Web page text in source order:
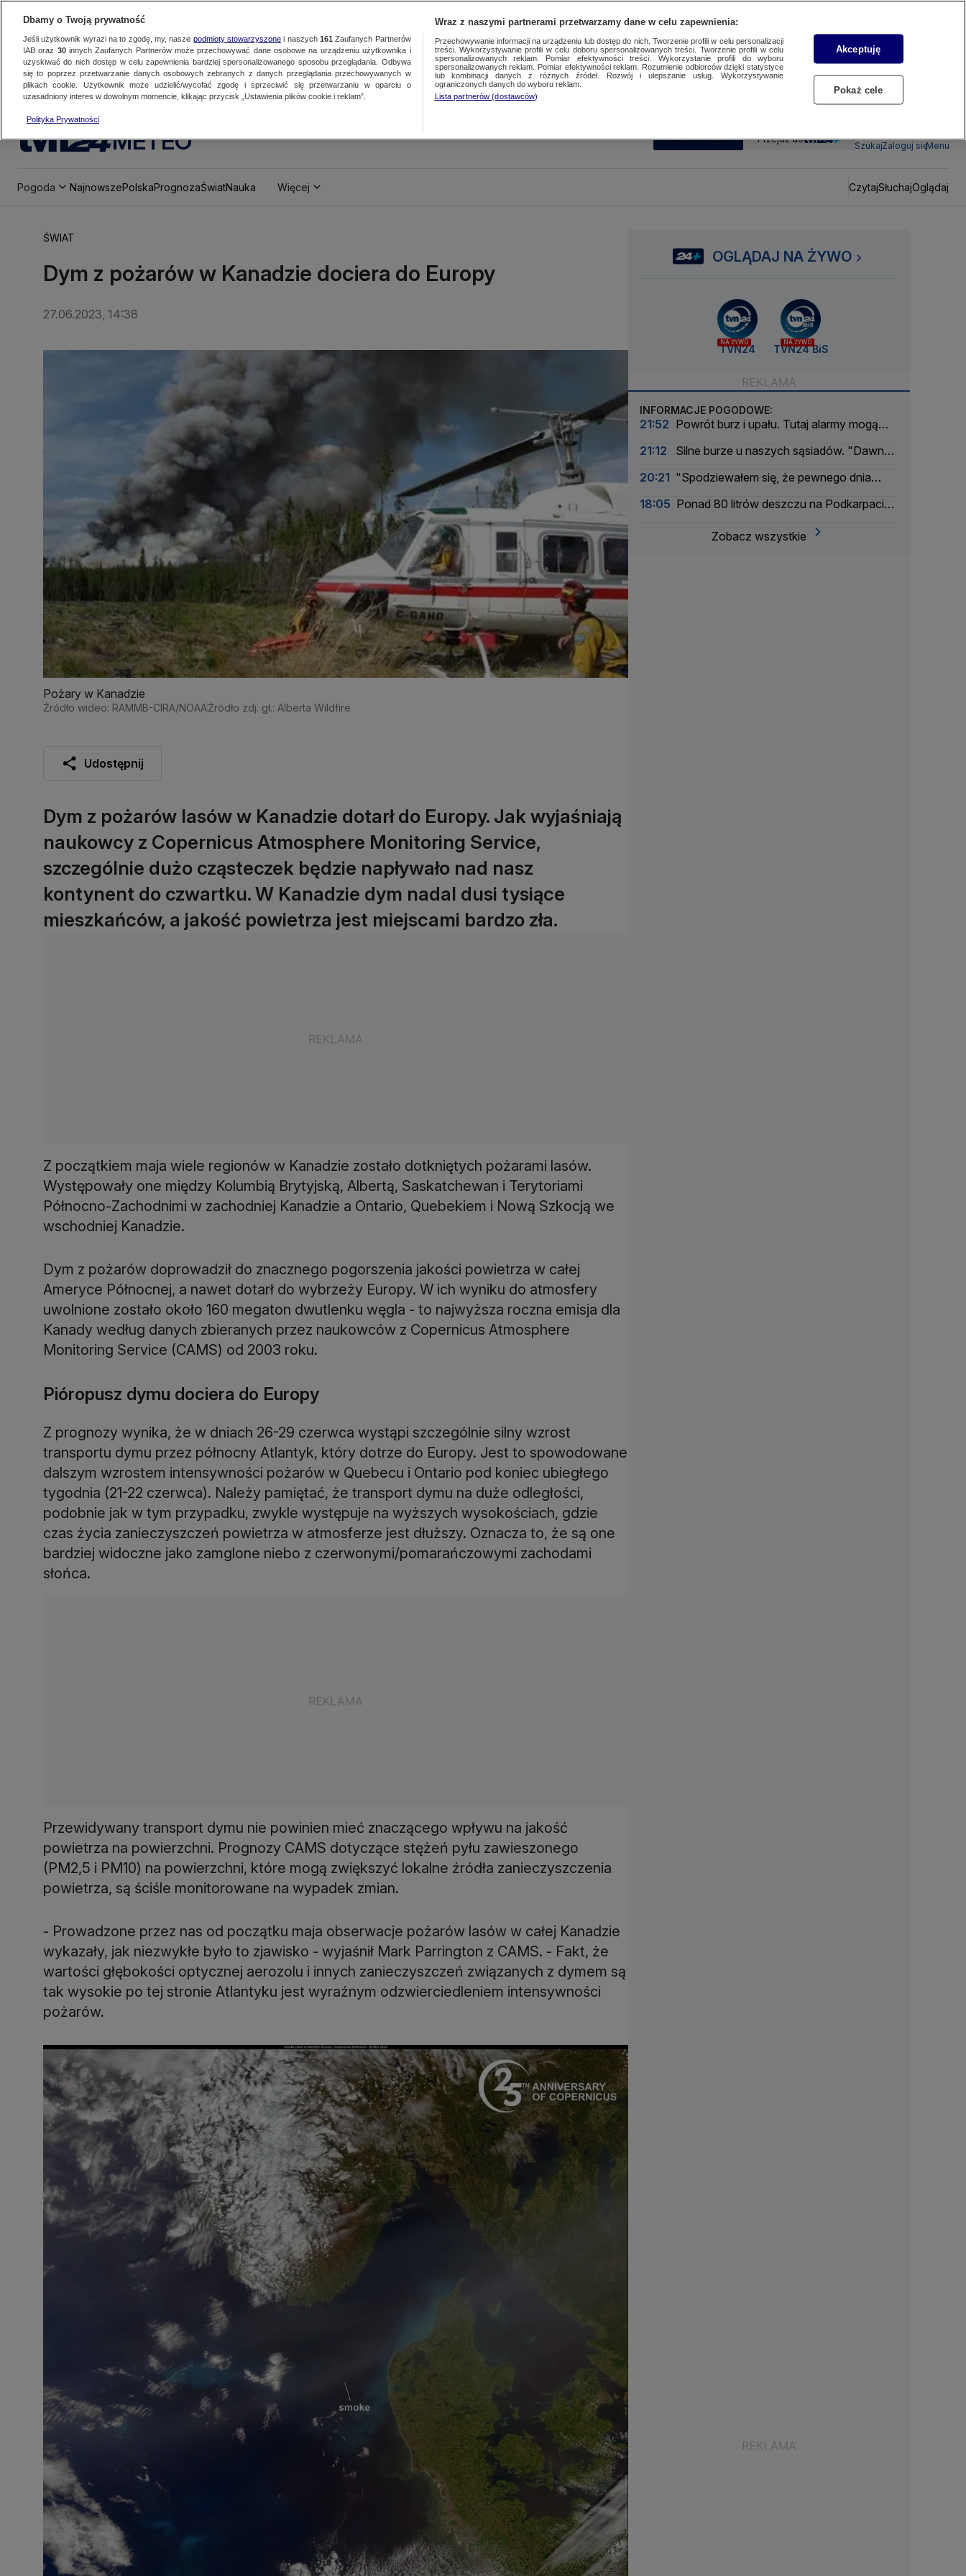
METEO SUBSKRYBUJ Przejdź do
SzukajZaloguj sięMenu
Pogoda NajnowszePolskaPrognozaŚwiatNauka Więcej CzytajSłuchajOglądaj
ŚWIAT
Dym z pożarów w Kanadzie dociera do Europy
27.06.2023, 14:38
Pożary w Kanadzie
Źródło wideo: RAMMB-CIRA/NOAAŹródło zdj. gł.: Alberta Wildfire
Udostępnij
Dym z pożarów lasów w Kanadzie dotarł do Europy. Jak wyjaśniają
naukowcy z Copernicus Atmosphere Monitoring Service,
szczególnie dużo cząsteczek będzie napływało nad nasz
kontynent do czwartku. W Kanadzie dym nadal dusi tysiące
mieszkańców, a jakość powietrza jest miejscami bardzo zła.
Z początkiem maja wiele regionów w Kanadzie zostało dotkniętych pożarami lasów.
Występowały one między Kolumbią Brytyjską, Albertą, Saskatchewan i Terytoriami
Północno-Zachodnimi w zachodniej Kanadzie a Ontario, Quebekiem i Nową Szkocją we
wschodniej Kanadzie.
Dym z pożarów doprowadził do znacznego pogorszenia jakości powietrza w całej
Ameryce Północnej, a nawet dotarł do wybrzeży Europy. W ich wyniku do atmosfery
uwolnione zostało około 160 megaton dwutlenku węgla - to najwyższa roczna emisja dla
Kanady według danych zbieranych przez naukowców z Copernicus Atmosphere
Monitoring Service (CAMS) od 2003 roku.
Pióropusz dymu dociera do Europy
Z prognozy wynika, że w dniach 26-29 czerwca wystąpi szczególnie silny wzrost
transportu dymu przez północny Atlantyk, który dotrze do Europy. Jest to spowodowane
dalszym wzrostem intensywności pożarów w Quebecu i Ontario pod koniec ubiegłego
tygodnia (21-22 czerwca). Należy pamiętać, że transport dymu na duże odległości,
podobnie jak w tym przypadku, zwykle występuje na wyższych wysokościach, gdzie
czas życia zanieczyszczeń powietrza w atmosferze jest dłuższy. Oznacza to, że są one
bardziej widoczne jako zamglone niebo z czerwonymi/pomarańczowymi zachodami
słońca.
Przewidywany transport dymu nie powinien mieć znaczącego wpływu na jakość
powietrza na powierzchni. Prognozy CAMS dotyczące stężeń pyłu zawieszonego
(PM2,5 i PM10) na powierzchni, które mogą zwiększyć lokalne źródła zanieczyszczenia
powietrza, są ściśle monitorowane na wypadek zmian.
- Prowadzone przez nas od początku maja obserwacje pożarów lasów w całej Kanadzie
wykazały, jak niezwykłe było to zjawisko - wyjaśnił Mark Parrington z CAMS. - Fakt, że
wartości głębokości optycznej aerozolu i innych zanieczyszczeń związanych z dymem są
tak wysokie po tej stronie Atlantyku jest wyraźnym odzwierciedleniem intensywności
pożarów.
OGLĄDAJ NA ŻYWO
NA ŻYWO
TVN24
NA ŻYWO
TVN24 BiS
INFORMACJE POGODOWE:
21:52 Powrót burz i upału. Tutaj alarmy mogą
21:12
Silne burze u naszych sąsiadów. "Dawno
20:21 "Spodziewałem się, że pewnego dnia
18:05 Ponad 80 litrów deszczu na Podkarpaciu.
Zobacz wszystkie
Dbamy o Twoją prywatność
Jeśli użytkownik wyrazi na to zgodę, my, nasze podmioty stowarzyszonei naszych 161 Zaufanych Partnerów
IAB oraz 30innych Zaufanych Partnerów może przechowywać dane osobowe na urządzeniu użytkownika i
uzyskiwać do nich dostęp w celu zapewnienia bardziej spersonalizowanego sposobu przeglądania. Odbywa
się to poprzez przetwarzanie danych osobowych zebranych z danych przeglądania przechowywanych w
plikach cookie. Użytkownik może udzielić/wycofać zgodę i sprzeciwić się przetwarzaniu w oparciu o
uzasadniony interes w dowolnym momencie, klikając przycisk „Ustawienia plików cookie i reklam”.
Polityka Prywatności
Wraz z naszymi partnerami przetwarzamy dane w celu zapewnienia:
Przechowywanie informacji na urządzeniu lub dostęp do nich. Tworzenie profili w celu personalizacji
treści. Wykorzystywanie profili w celu doboru spersonalizowanych treści. Tworzenie profili w celu
spersonalizowanych reklam. Pomiar efektywności treści. Wykorzystanie profili do wyboru
spersonalizowanych reklam. Pomiar efektywności reklam. Rozumienie odbiorców dzięki statystyce
lub kombinacji danych z różnych źródeł. Rozwój i ulepszanie usług. Wykorzystywanie
ograniczonych danych do wyboru reklam.
Lista partnerów (dostawców)
Akceptuję
Pokaż cele